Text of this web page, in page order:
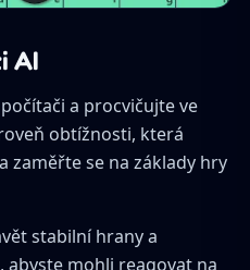
AI
a procvičujte ve
obtížnosti, která
zaměřte se na základy hry
stabilní hrany a
mohli reagovat na